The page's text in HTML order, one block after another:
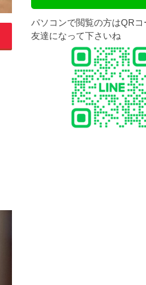
パソコンで閲覧の方はQR
友達になって下さいね